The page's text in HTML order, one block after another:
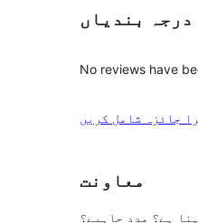
درجہ بندیاں
No reviews have
جائزہ شامل کریں
معاونت
ہے؟ مدد چاہیے؟